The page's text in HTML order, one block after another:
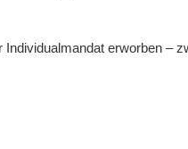
Individualmandat erworben –